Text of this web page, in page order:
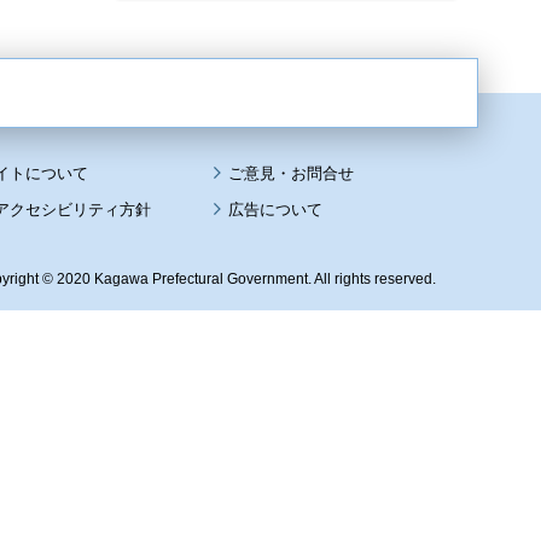
トについて
クセシビリティ方針
広告について
© 2020 Kagawa Prefectural Government. All rights reserved.